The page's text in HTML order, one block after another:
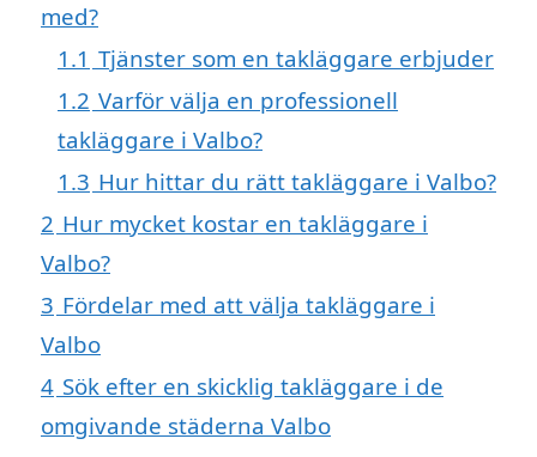
med?
1.1 Tjänster som en takläggare erbjuder
1.2 Varför välja en professionell
takläggare i Valbo?
1.3 Hur hittar du rätt takläggare i Valbo?
2 Hur mycket kostar en takläggare i
Valbo?
3 Fördelar med att välja takläggare i
Valbo
4 Sök efter en skicklig takläggare i de
omgivande städerna Valbo